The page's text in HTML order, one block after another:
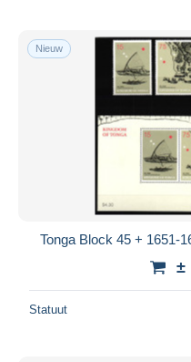
Nieuw
Tonga Block 45 + 1651-
±
Statuut